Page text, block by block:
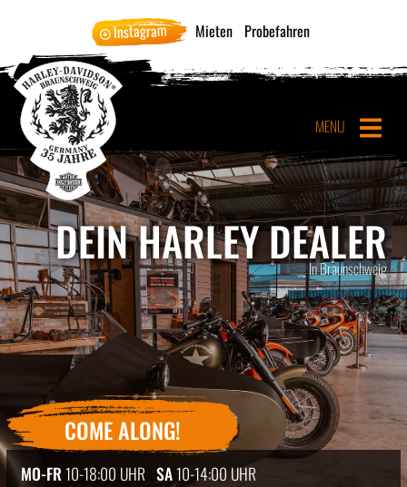
Instagram Mieten Probefahren
MENU
DEIN HARLEY DEALER
In Braunschweig
COME ALONG!
MO-FR10-18:00 UHRSA10-14:00 UHR